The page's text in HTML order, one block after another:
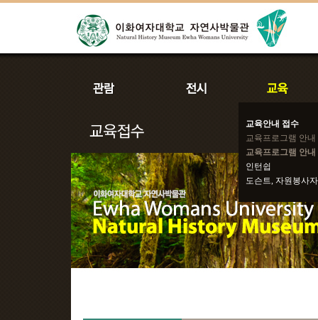
교육안내 접수
교육프로그램 안내
교육프로그램 안내
인턴쉽
도슨트, 자원봉사자